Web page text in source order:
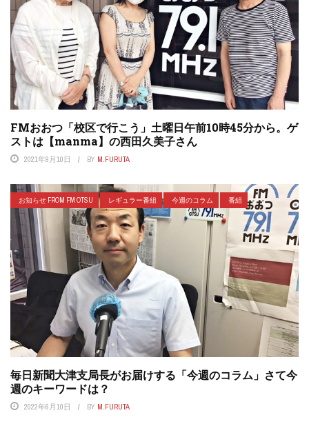
FMおおつ「校区で行こう」土曜日午前10時45分から。ゲ
ストは【manma】の西田久美子さん
2021年9月10日 BY M.FURUTA
お知らせ FROM FM OTSU レギュラー番組 今週のコラム 番組
毎日新聞大津支局長がお届けする「今週のコラム」さて今
週のキーワードは？
2022年6月10日 BY M.FURUTA